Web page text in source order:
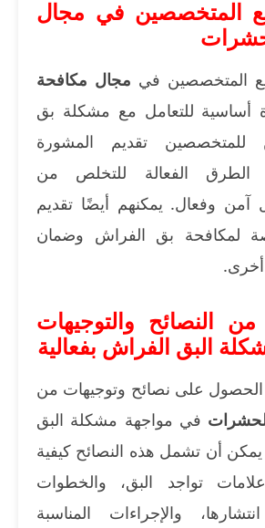
المتخصصين في مجال
المتخصصين في مجال مكافحة
أساسية للتعامل مع مشكلة بق
للمتخصصين تقديم المشورة
الطرق الفعالة للتخلص من
وفعال. يمكنهم أيضًا تقديم
لمكافحة بق الفراش وضمان
من النصائح والتوجيهات
البق الفراش بفعالية
على نصائح وتوجيهات من
في مواجهة مشكلة البق
يمكن أن تشمل هذه النصائح كيفية
تواجد البق، والخطوات
والإجراءات المناسبة